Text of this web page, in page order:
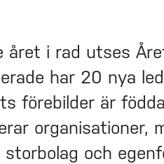
året i rad utses
har 20 nya
förebilder är
organisationer,
storbolag och